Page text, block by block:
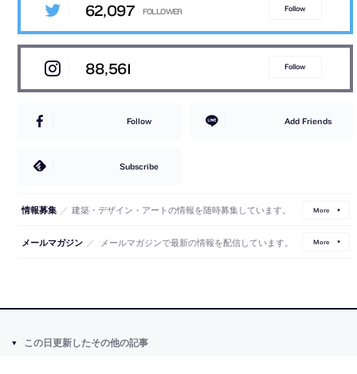
62,097 Follow
88,561 Follow
Follow Add Friends
Subscribe
情報募集 ／ 建築・デザイン・アートの情報を随時募集しています。 More
メールマガジン ／ メールマガジンで最新の情報を配信しています。 More
この日更新したその他の記事